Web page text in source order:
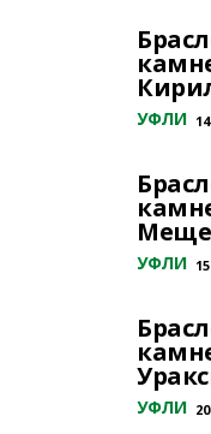
УФЛИ
УФЛИ
УФЛИ